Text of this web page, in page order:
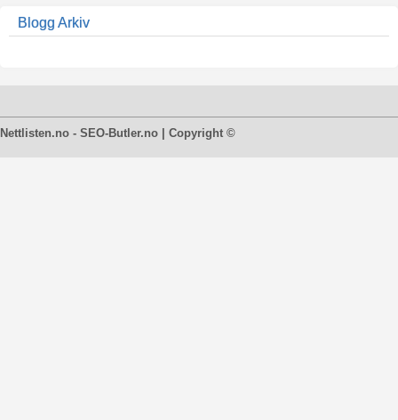
Blogg Arkiv
Nettlisten.no - SEO-Butler.no | Copyright ©